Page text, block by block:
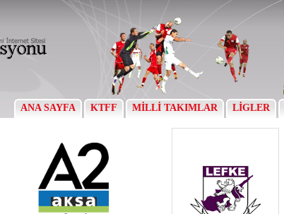
ANA SAYFA KTFF MİLLİ TAKIMLAR LİGLER